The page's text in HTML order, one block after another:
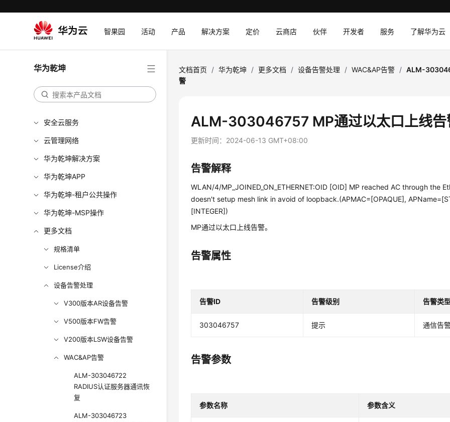
智果园 活动 产品 解决方案 定价 云商店 伙伴 开发者 服务 了解华为云
华为乾坤
安全云服务
云管理网络
华为乾坤解决方案
华为乾坤APP
华为乾坤-租户公共操作
华为乾坤-MSP操作
更多文档
规格清单
License介绍
设备告警处理
V300版本AR设备告警
V500版本FW告警
V200版本LSW设备告警
WAC&AP告警
ALM-303046722
RADIUS认证服务器通讯恢
复
ALM-303046723
文档首页 / 华为乾坤 / 更多文档 / 设备告警处理 / WAC&AP告警 / ALM-
警
ALM-303046757 MP通过以太口上线告
更新时间： 2024-06-13 GMT+08:00
告警解释
WLAN/4/MP_JOINED_ON_ETHERNET:OID [OID] MP reached AC through the
doesn't setup mesh link in avoid of loopback.(APMAC=[OPAQUE],
[INTEGER])
MP通过以太口上线告警。
告警属性
告警ID 告警级别 告警类
303046757 提示 通信告
告警参数
参数名称 参数含义